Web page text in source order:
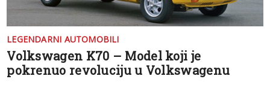
LEGENDARNI AUTOMOBILI
Volkswagen K70 – Model koji je
pokrenuo revoluciju u Volkswagenu